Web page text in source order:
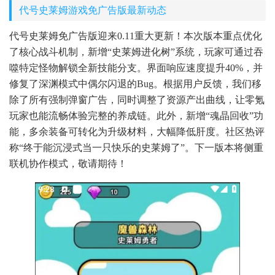
代号史莱姆游戏免广告版最新动态
代号史莱姆免广告版迎来0.11重大更新！本次版本重点优化
了核心战斗机制，新增“史莱姆进化树”系统，玩家可通过吞
噬特定怪物解锁全新技能分支。界面响应速度提升40%，并
修复了深渊模式中偶尔闪退的Bug。根据用户反馈，我们移
除了所有强制弹窗广告，同时调整了资源产出曲线，让零氪
玩家也能流畅体验完整的养成链。此外，新增“魂晶回收”功
能，多余装备可转化为升级材料，大幅降低肝度。社区热评
称“终于能沉浸式当一只快乐的史莱姆了”。下一版本将侧重
联机协作模式，敬请期待！